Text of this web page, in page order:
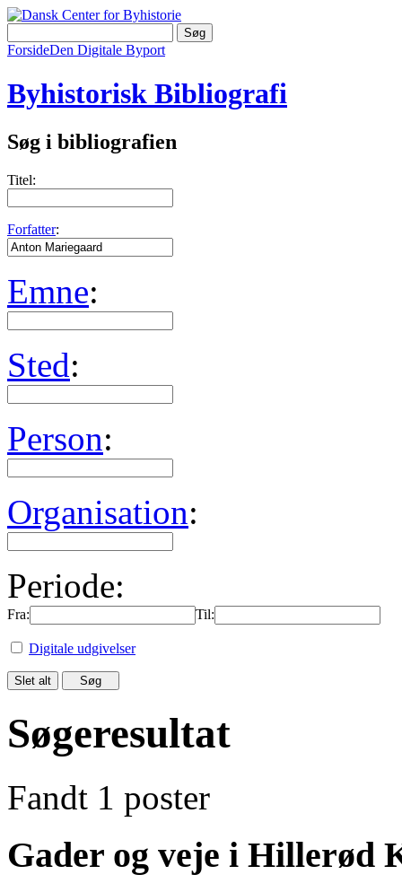
ForsideDen Digitale Byport
Byhistorisk Bibliografi
Søg i bibliografien
Titel:
Forfatter:
Emne:
Sted:
Person:
Organisation:
Periode:
Fra: Til:
Digitale udgivelser
Søgeresultat
Fandt 1 poster
Gader og veje i Hillerød